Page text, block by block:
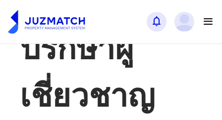
ปรึกษาผู้
เชี่ยวชาญ